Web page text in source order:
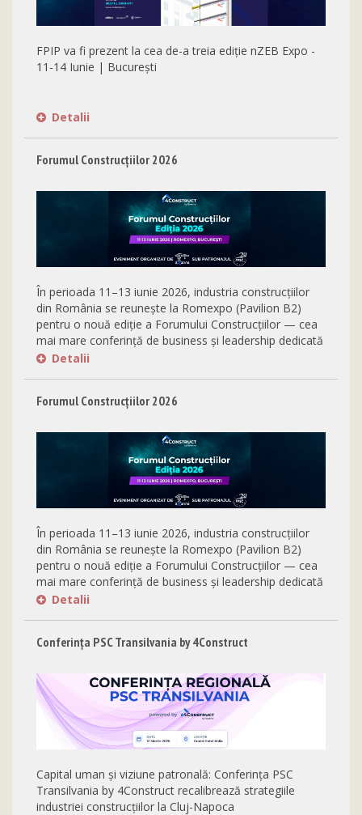
FPIP va fi prezent la cea de-a treia ediție nZEB Expo -
11-14 Iunie | București
Detalii
Forumul Construcțiilor 2026
În perioada 11–13 iunie 2026, industria construcțiilor
din România se reunește la Romexpo (Pavilion B2)
pentru o nouă ediție a Forumului Construcțiilor — cea
mai mare conferință de business și leadership dedicată
sectorului din Europa Centrală și de Est.
Detalii
Forumul Construcțiilor 2026
În perioada 11–13 iunie 2026, industria construcțiilor
din România se reunește la Romexpo (Pavilion B2)
pentru o nouă ediție a Forumului Construcțiilor — cea
mai mare conferință de business și leadership dedicată
sectorului din Europa Centrală și de Est.
Detalii
Conferința PSC Transilvania by 4Construct
Capital uman și viziune patronală: Conferința PSC
Transilvania by 4Construct recalibrează strategiile
industriei construcțiilor la Cluj-Napoca